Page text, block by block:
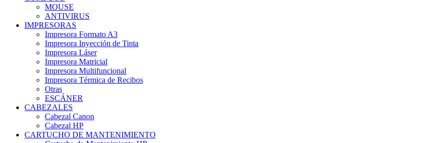
MOUSE
ANTIVIRUS
IMPRESORAS
Impresora Formato A3
Impresora Inyección de Tinta
Impresora Láser
Impresora Matricial
Impresora Multifuncional
Impresora Térmica de Recibos
Otras
ESCÁNER
CABEZALES
Cabezal Canon
Cabezal HP
CARTUCHO DE MANTENIMIENTO